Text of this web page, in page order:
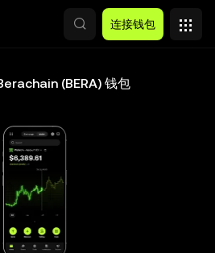
连接钱包
(BERA) 钱包